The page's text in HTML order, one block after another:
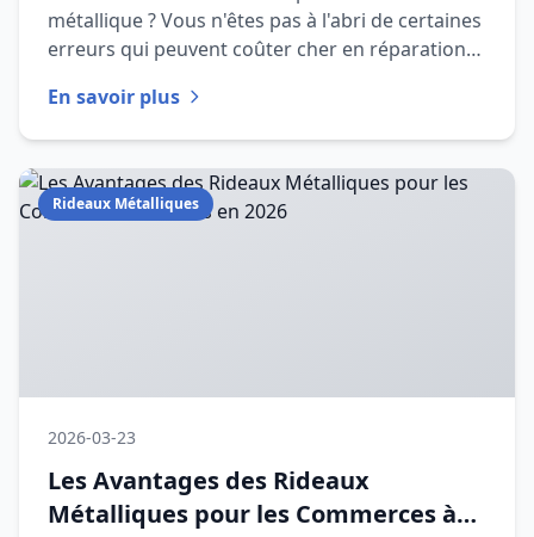
métallique ? Vous n'êtes pas à l'abri de certaines
erreurs qui peuvent coûter cher en réparations.
En savoir plus
Rideaux Métalliques
2026-03-23
Les Avantages des Rideaux
Métalliques pour les Commerces à